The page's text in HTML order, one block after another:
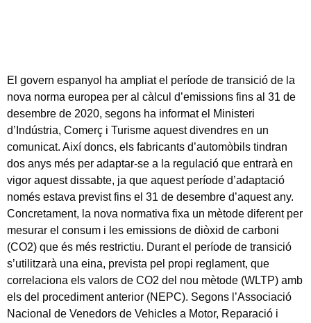
El govern espanyol ha ampliat el període de transició de la
nova norma europea per al càlcul d’emissions fins al 31 de
desembre de 2020, segons ha informat el Ministeri
d’Indústria, Comerç i Turisme aquest divendres en un
comunicat. Així doncs, els fabricants d’automòbils tindran
dos anys més per adaptar-se a la regulació que entrarà en
vigor aquest dissabte, ja que aquest període d’adaptació
només estava previst fins el 31 de desembre d’aquest any.
Concretament, la nova normativa fixa un mètode diferent per
mesurar el consum i les emissions de diòxid de carboni
(CO2) que és més restrictiu. Durant el període de transició
s’utilitzarà una eina, prevista pel propi reglament, que
correlaciona els valors de CO2 del nou mètode (WLTP) amb
els del procediment anterior (NEPC). Segons l’Associació
Nacional de Venedors de Vehicles a Motor, Reparació i